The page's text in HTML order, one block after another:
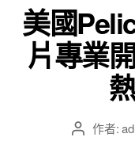
美國
片專業
文 作者: